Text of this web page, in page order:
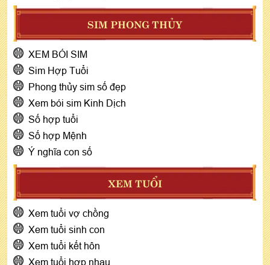
SIM PHONG THỦY
XEM BÓI SIM
Sim Hợp Tuổi
Phong thủy sim số đẹp
Xem bói sim Kinh Dịch
Số hợp tuổi
Số hợp Mệnh
Ý nghĩa con số
XEM TUỔI
Xem tuổi vợ chồng
Xem tuổi sinh con
Xem tuổi kết hôn
Xem tuổi hợp nhau